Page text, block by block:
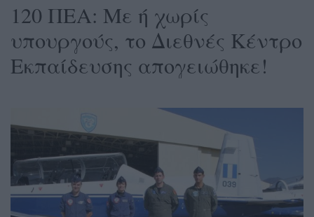
120 ΠΕΑ: Με ή χωρίς
υπουργούς, το Διεθνές Κέντρο
Εκπαίδευσης απογειώθηκε!